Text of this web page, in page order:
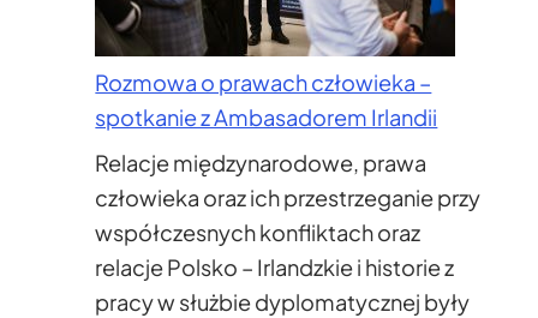
Rozmowa o prawach człowieka –
spotkanie z Ambasadorem Irlandii
Relacje międzynarodowe, prawa
człowieka oraz ich przestrzeganie przy
współczesnych konfliktach oraz
relacje Polsko – Irlandzkie i historie z
pracy w służbie dyplomatycznej były